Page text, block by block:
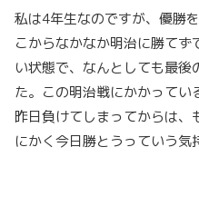
私は4年生なのですが、優勝
こからなかなか明治に勝て
い状態で、なんとしても最後
た。この明治戦にかかってい
昨日負けてしまってからは、
にかく今日勝とうっていう気